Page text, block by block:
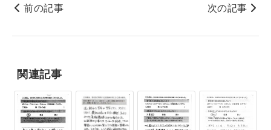
前の記事 次の記事
関連記事